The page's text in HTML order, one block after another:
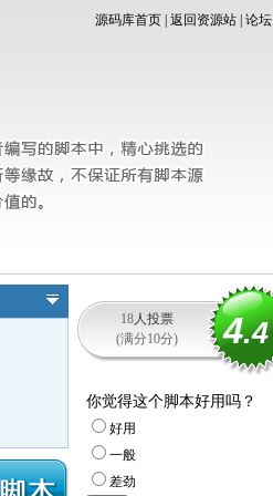
源码库首页 返回资源站 论坛
18人投票
(满分10分)
4.4
你觉得这个脚本好用吗？
好用
一般
差劲